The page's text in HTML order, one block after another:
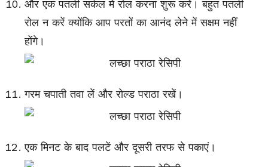
और एक पतली सर्कल में रोल करना शुरू करें। बहुत पतली
रोल न करें क्योंकि आप परतों का आनंद लेने में सक्षम नहीं
होंगे।
गरम चपाती तवा लें और रोल्ड पराठा रखें।
एक मिनट के बाद पलटें और दूसरी तरफ से पकाएं।